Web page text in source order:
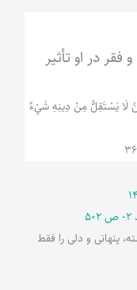
در او تأثیر
لَا يَسْتَقِلُّ مِنْ دِينِهِ شَيْ‌ءٌ
پنهانی و دلی را فقط